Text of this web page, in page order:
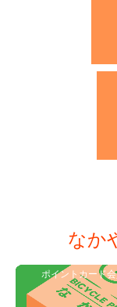
なか
ポイントカード